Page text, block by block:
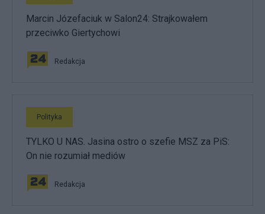
Marcin Józefaciuk w Salon24: Strajkowałem
przeciwko Giertychowi
Redakcja
Polityka
TYLKO U NAS. Jasina ostro o szefie MSZ za PiS:
On nie rozumiał mediów
Redakcja